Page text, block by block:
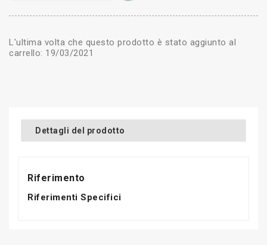
L'ultima volta che questo prodotto è stato aggiunto al
carrello: 19/03/2021
Dettagli del prodotto
Riferimento
Riferimenti Specifici